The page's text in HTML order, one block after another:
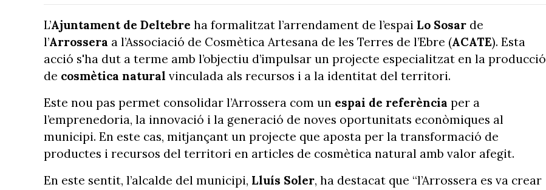
L’Ajuntamentde Deltebre ha formalitzat l’arrendament de l’espai Lo Sosar de
l’Arrossera a l’Associació de Cosmètica Artesana de les Terres de l’Ebre (ACATE). Esta
acció s'ha dut a terme amb l’objectiu d’impulsar un projecte especialitzat en la producció
de cosmètica natural vinculada als recursos i a la identitat del territori.
Este nou pas permet consolidar l’Arrossera com un espai de referència per a
l’emprenedoria, la innovació i la generació de noves oportunitats econòmiques al
municipi. En este cas, mitjançant un projecte que aposta per la transformació de
productes i recursos del territori en articles de cosmètica natural amb valor afegit.
En este sentit, l’alcalde del municipi, Lluís Soler, ha destacat que “l’Arrossera es va crear